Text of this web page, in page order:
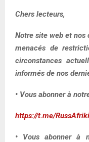
Chers lecteurs,
Notre site web et nos
menacés de
circonstances
informés de nos
• Vous abonner à
https://t.me/
• Vous abonner à